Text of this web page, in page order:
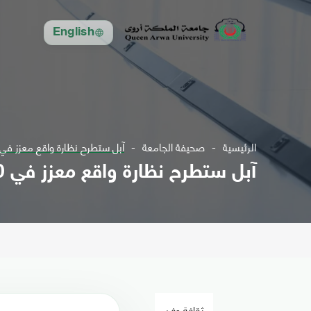
English
الرئيسية صحيفة الجامعة آبل ستطرح نظارة واقع معزز في 2020.. هذه أبرز
آبل ستطرح نظارة واقع معزز في 2020.. هذه أبرز مواصفاتها